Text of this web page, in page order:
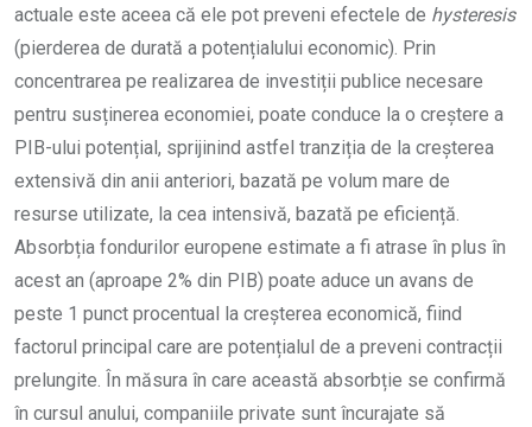
actuale este aceea că ele pot preveni efectele de hysteresis
(pierderea de durată a potențialului economic). Prin
concentrarea pe realizarea de investiții publice necesare
pentru susținerea economiei, poate conduce la o creștere a
PIB-ului potențial, sprijinind astfel tranziția de la creșterea
extensivă din anii anteriori, bazată pe volum mare de
resurse utilizate, la cea intensivă, bazată pe eficiență.
Absorbția fondurilor europene estimate a fi atrase în plus în
acest an (aproape 2% din PIB) poate aduce un avans de
peste 1 punct procentual la creșterea economică, fiind
factorul principal care are potențialul de a preveni contracții
prelungite. În măsura în care această absorbție se confirmă
în cursul anului, companiile private sunt încurajate să